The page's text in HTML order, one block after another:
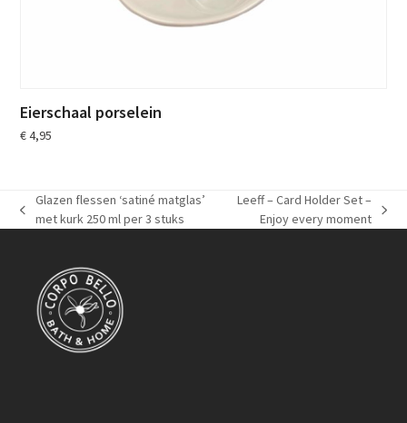
Eierschaal porselein
€4,95
previous
Glazen flessen ‘satiné matglas’
met kurk 250 ml per 3 stuks
Leeff – Card Holder Set –
Enjoy every moment